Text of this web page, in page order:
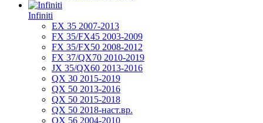
Infiniti
EX 35 2007-2013
FX 35/FX45 2003-2009
FX 35/FX50 2008-2012
FX 37/QX70 2010-2019
JX 35/QX60 2013-2016
QX 30 2015-2019
QX 50 2013-2016
QX 50 2015-2018
QX 50 2018-наст.вр.
QX 56 2004-2010